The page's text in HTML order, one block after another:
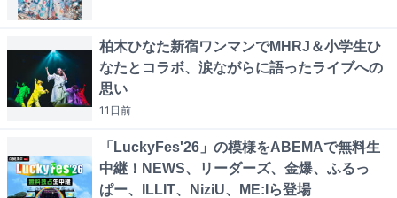
柏木ひなた新宿ワンマンでMHRJ＆小学生ひ
なたとコラボ、涙ながらに語ったライブへの
思い
11日前
「LuckyFes'26」の模様をABEMAで無料生
中継！NEWS、リーダーズ、金爆、ふるっ
ぱー、ILLIT、NiziU、ME:Iら登場